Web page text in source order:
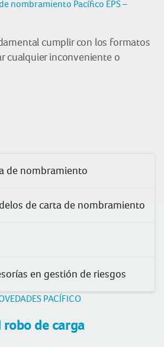
nombramiento Pacífico EPS –
cumplir con los formatos
cualquier inconveniente o
de nombramiento
de carta de nombramiento
en gestión de riesgos
PACÍFICO
robo de carga